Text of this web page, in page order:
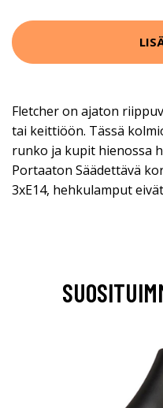
Fletcher on ajaton
tai keittiöön. Tässä
runko ja kupit hienossa
Portaaton Säädettävä
3xE14, hehkulamput